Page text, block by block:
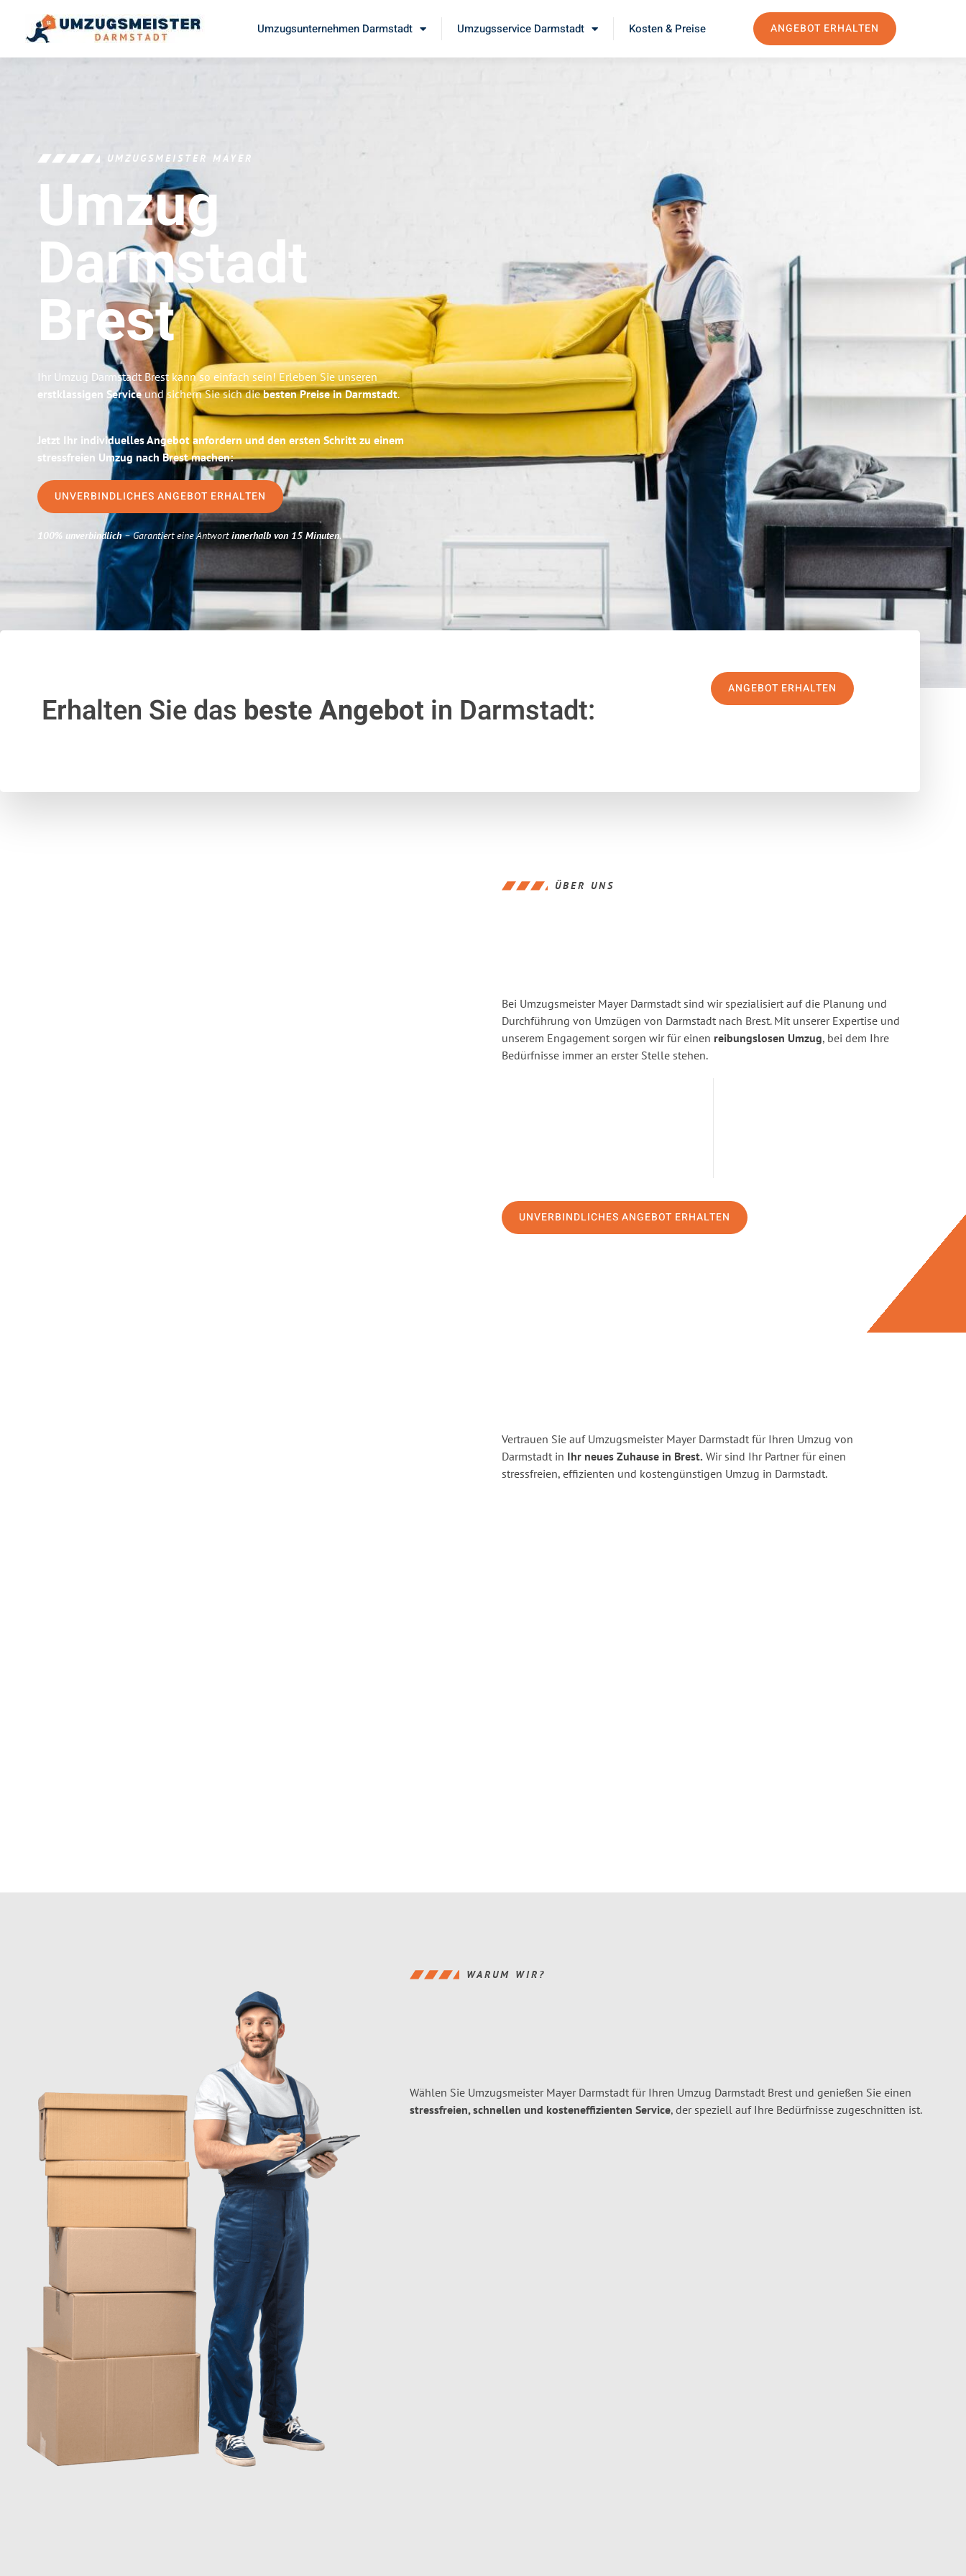
Umzugsunternehmen Darmstadt Umzugsservice Darmstadt Kosten & Preise ANGEBOT ERHALTEN
UMZUGSMEISTER MAYER
Umzug
Darmstadt
Brest
Ihr Umzug Darmstadt Brest kann so einfach sein! Erleben Sie unseren
erstklassigen Serviceund sichern Sie sich diebesten Preise in Darmstadt.
Jetzt Ihr individuelles Angebot anfordern und den ersten Schritt zu einem
stressfreien Umzug nach Brest machen:
UNVERBINDLICHES ANGEBOT ERHALTEN
100% unverbindlich– Garantiert eine Antwortinnerhalb von 15 Minuten.
Erhalten Sie das beste Angebotin Darmstadt:
ANGEBOT ERHALTEN
ÜBER UNS
Bei Umzugsmeister Mayer Darmstadt sind wir spezialisiert auf die Planung und
Durchführung von Umzügen von Darmstadt nach Brest. Mit unserer Expertise und
unserem Engagement sorgen wir für einen reibungslosen Umzug, bei dem Ihre
Bedürfnisse immer an erster Stelle stehen.
UNVERBINDLICHES ANGEBOT ERHALTEN
Vertrauen Sie auf Umzugsmeister Mayer Darmstadt für Ihren Umzug von
Darmstadt in Ihr neues Zuhause in Brest. Wir sind Ihr Partner für einen
stressfreien, effizienten und kostengünstigen Umzug in Darmstadt.
WARUM WIR?
Wählen Sie Umzugsmeister Mayer Darmstadt für Ihren Umzug Darmstadt Brest und genießen Sie einen
stressfreien, schnellen und kosteneffizienten Service, der speziell auf Ihre Bedürfnisse zugeschnitten ist.